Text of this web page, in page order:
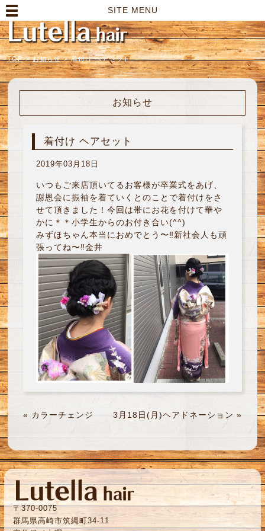
SITE MENU
TOP > お知らせ > 着付け ヘアセット
お知らせ
着付け ヘアセット
2019年03月18日
いつもご来店頂いてるお客様が卒業式をあげ、
謝恩会に振袖を着ていくとのことで着付けをさ
せて頂きました！今回は帯にお花を付けて華や
かに＊＊小学生からのお付き合い(^^)
みずほちゃん本当におめでとう〜‼︎新社会人も頑
張ってね〜‼︎金井
« カラーチェンジ 3月18日(月)ヘアドネーション »
〒370-0075
群馬県高崎市筑縄町34-11